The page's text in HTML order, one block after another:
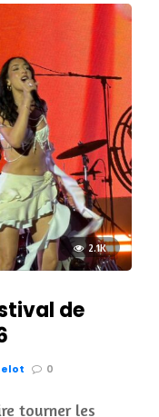
2.1K
de
0
tourner les